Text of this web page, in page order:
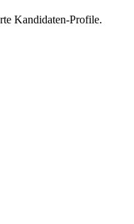
Kandidaten-Profile.